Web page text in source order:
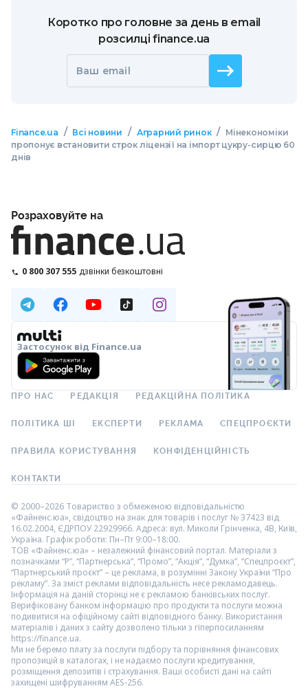
Коротко про головне за день в email
розсилці finance.ua
Ваш email
Finance.ua / Всі новини / Аграрний ринок / Мінекономіки
пропонує встановити строк ліцензії на імпорт цукру-сирцю 60
днів
Розраховуйте на
0 800 307 555 дзвінки безкоштовні
Застосунок від Finance.ua
ПРО НАС РЕДАКЦІЯ РЕДАКЦІЙНА ПОЛІТИКА
ПОЛІТИКА ШІ ЕКСПЕРТИ РЕКЛАМА СПЕЦПРОЄКТИ
ПРАВИЛА КОРИСТУВАННЯ КОНФІДЕНЦІЙНІСТЬ
КОНТАКТИ
© 2000–2026 Товариство з обмеженою відповідальністю
«Файненс.юа», свідоцтво на знак для товарів і послуг № 37423 від
16.02.2004, ЄДРПОУ 22929966. Адреса: вул. Миколи Грінченка, 4В, Київ,
Україна. Графік роботи: Пн–Пт 9:00–18:00.
ТОВ «Файненс.юа» – незалежний фінансовий портал. Матеріали з
позначками “Р”, “Партнерська”, “Промо”, “Акція”, “Думка”, “Спецпроєкт”,
“Партнерський проєкт” – це реклама, в розумінні Закону України “Про
рекламу”. За зміст реклами відповідальність несе рекламодавець.
Інформація на даній сторінці не є рекламою банківських послуг.
Верифіковану банком інформацію про продукти та послуги можна
подивитися на офіційному сайті відповідного банку. Використання
матеріалів і даних з сайту дозволено тільки з гіперпосиланням
https://finance.ua.
Ми не беремо плату за послуги підбору та порівняння фінансових
пропозицій в каталогах, і не надаємо послуги кредитування,
розміщення депозитів і страхування. Ваші особисті дані на сайті
захищені шифруванням AES-256.